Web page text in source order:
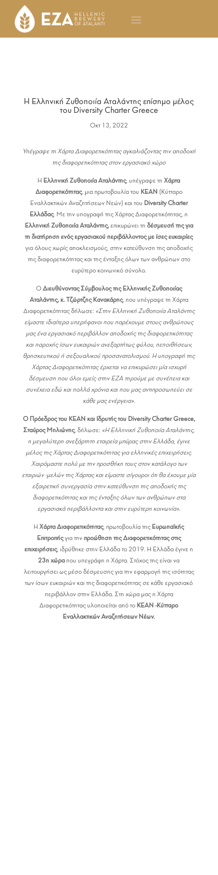
Η Ελληνική Ζυθοποιία Αταλάντης επίσημο μέλος
του Diversity Charter Greece
Οκτ 13, 2022
Υπέγραψε τη Χάρτα Διαφορετικότητας αγκαλιάζοντας την αποδοχή
της διαφορετικότητας στον εργασιακό χώρο
Η Ελληνική Ζυθοποιία Αταλάντης, υπέγραψε τηΧάρτα
Διαφορετικότητας, μια πρωτοβουλία του ΚΕΑΝ (Κύτταρο
Εναλλακτικών Αναζητήσεων Νεών) και του Diversity Charter
Ελλάδας. Με την υπογραφή της Χάρτας Διαφορετικότητας, η
Ελληνική Ζυθοποιία Αταλάντης,επικυρώνει τη δέσμευσή της για
τη διατήρηση ενός εργασιακού περιβάλλοντος με ίσες ευκαιρίες
για όλους χωρίς αποκλεισμούς, στην κατεύθυνση της αποδοχής
της διαφορετικότητας και της ένταξης όλων των ανθρώπων στο
ευρύτερο κοινωνικό σύνολο.
ΟΔιευθύνοντας Σύμβουλος της Ελληνικής Ζυθοποιίας
Αταλάντης, κ. Τζώρτζης Κανακάρης, που υπέγραψε τη Χάρτα
Διαφορετικότητας δήλωσε: «Στην Ελληνική Ζυθοποιία Αταλάντης
είμαστε ιδιαίτερα υπερήφανοι που παρέχουμε στους ανθρώπους
μας ένα εργασιακό περιβάλλον αποδοχής της διαφορετικότητας
και παροχής ίσων ευκαιριών ανεξαρτήτως φύλου, πεποιθήσεων,
θρησκευτικού ή σεξουαλικού προσανατολισμού. Η υπογραφή της
Χάρτας Διαφορετικότητας έρχεται να επικυρώσει μία ισχυρή
δέσμευση που όλοι εμείς στην ΕΖΑ τηρούμε με συνέπεια και
συνέχεια εδώ και πολλά χρόνια και που μας αντιπροσωπεύει σε
κάθε μας ενέργεια».
Ο Πρόεδρος του ΚΕΑΝ και Ιδρυτής του Diversity Charter Greece,
Σταύρος Μηλιώνης, δήλωσε: «Η Ελληνική Ζυθοποιία Αταλάντης,
η μεγαλύτερη ανεξάρτητη εταιρεία μπύρας στην Ελλάδα, έγινε
μέλος της Χάρτας Διαφορετικότητας για ελληνικές επιχειρήσεις.
Χαιρόμαστε πολύ με την προσθήκη τους στον κατάλογο των
εταιριών -μελών της Χάρτας και είμαστε σίγουροι ότι θα έχουμε μία
εξαιρετική συνεργασία στην κατεύθυνση της αποδοχής της
διαφορετικότητας και της ένταξης όλων των ανθρώπων στα
εργασιακά περιβάλλοντα και στην ευρύτερη κοινωνία».
ΗΧάρτα Διαφορετικότητας, πρωτοβουλία της Ευρωπαϊκής
Επιτροπήςγια την προώθηση της Διαφορετικότητας στις
επιχειρήσεις, ιδρύθηκε στην Ελλάδα το 2019. Η Ελλάδα έγινε η
23η χώρα που υπεγράφη η Χάρτα. Στόχος της είναι να
λειτουργήσει ως μέσο δέσμευσης για την εφαρμογή της ισότητας
των ίσων ευκαιριών και της διαφορετικότητας σε κάθε εργασιακό
περιβάλλον στην Ελλάδα. Στη χώρα μας η Χάρτα
Διαφορετικότητας υλοποιείται από το ΚΕΑΝ -Κύτταρο
Εναλλακτικών Αναζητήσεων Νέων.